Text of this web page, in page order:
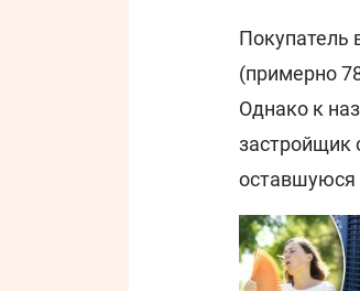
Покупатель
(примерно
Однако к
застройщик
оставшуюся